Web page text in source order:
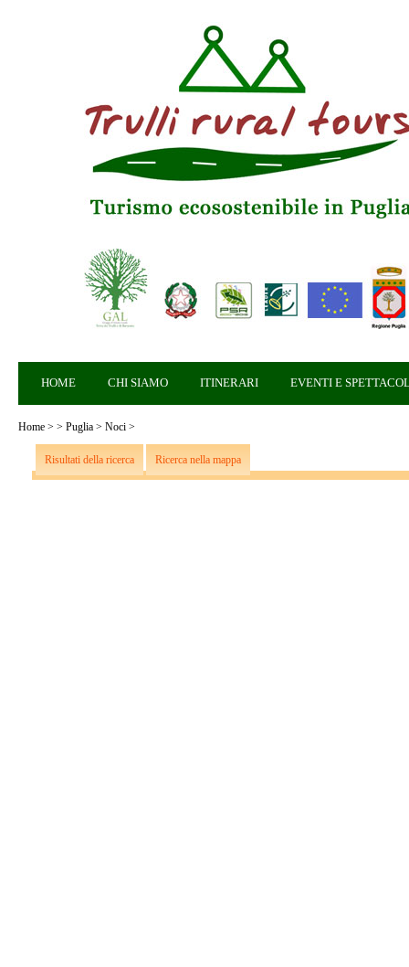
HOME CHI SIAMO ITINERARI EVENTI E
Home > > Puglia > Noci >
Risultati della ricerca Ricerca nella mappa